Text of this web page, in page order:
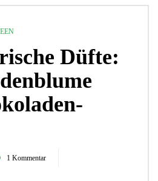
Düfte:
1 Kommentar